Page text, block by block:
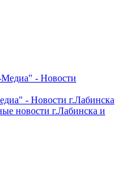
- Новости г.Лабинска
новости г.Лабинска и